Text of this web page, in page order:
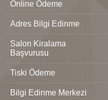
Online Ödeme
Adres Bilgi Edinme
Salon Kiralama
Başvurusu
Tiski Ödeme
Bilgi Edinme Merkezi